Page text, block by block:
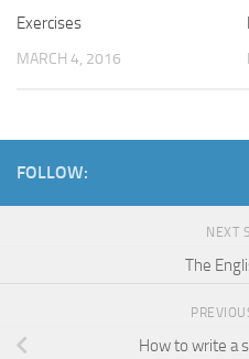
Exercises
MARCH 4, 2016
FOLLOW:
NEXT
The
How to write a